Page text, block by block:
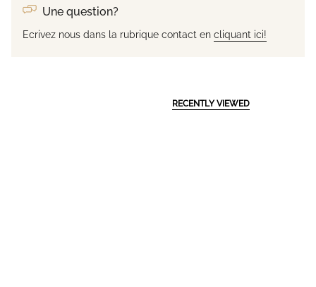
Une question?
Ecrivez nous dans la rubrique contact en cliquant ici!
RECENTLY VIEWED